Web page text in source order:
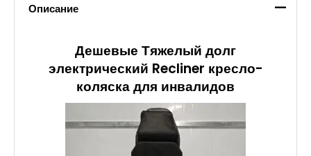
Описание
Дешевые Тяжелый долг
электрический Recliner кресло-
коляска для инвалидов